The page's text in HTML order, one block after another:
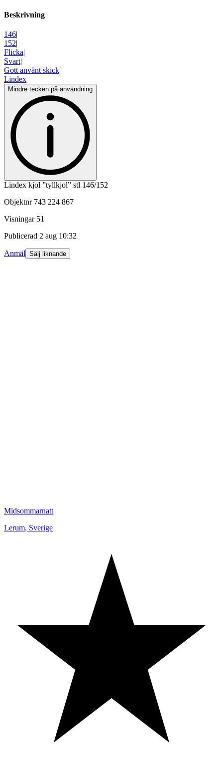
Beskrivning
146|
152|
Flicka|
Svart|
Gott använt skick|
Lindex
Mindre tecken på användning
Lindex kjol ”tyllkjol” stl 146/152
Objektnr 743 224 867
Visningar 51
Publicerad 2 aug 10:32
Anmäl Sälj liknande
Midsommarnatt
Lerum, Sverige